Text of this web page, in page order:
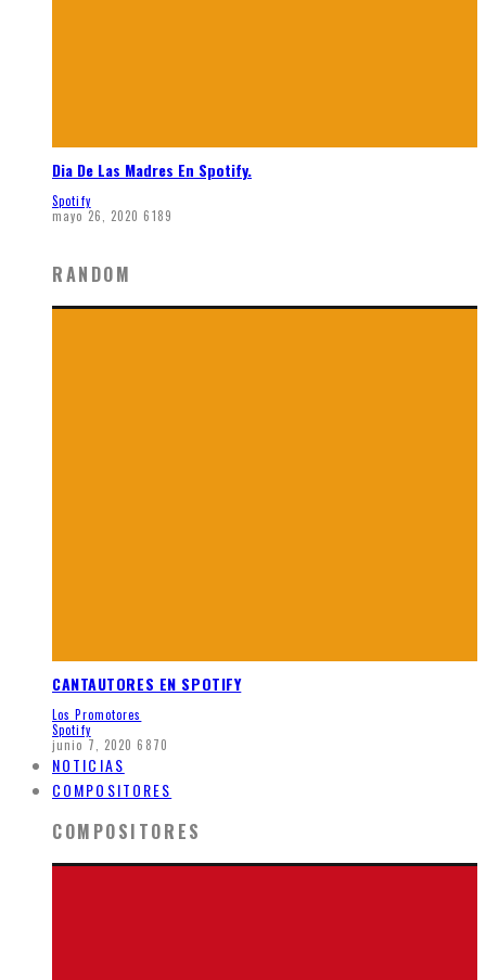
Dia De Las Madres En Spotify.
Spotify
mayo 26, 2020 6189
RANDOM
CANTAUTORES EN SPOTIFY
Los Promotores
Spotify
junio 7, 2020 6870
NOTICIAS
COMPOSITORES
COMPOSITORES